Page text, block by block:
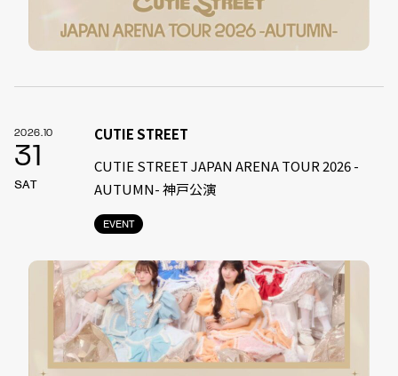
2026.10
31
SAT
EVENT
CUTIE STREET
CUTIE STREET JAPAN ARENA TOUR 2026 -
AUTUMN- 神戸公演